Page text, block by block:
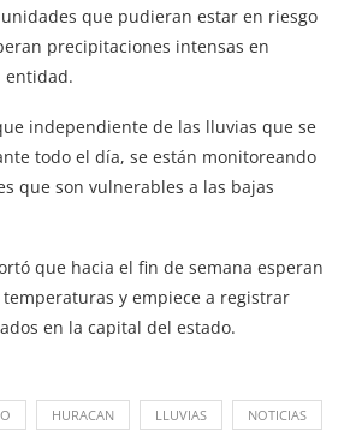
que pudieran estar en riesgo
precipitaciones intensas en
entidad.
independiente de las lluvias que se
todo el día, se están monitoreando
que son vulnerables a las bajas
que hacia el fin de semana esperan
y empiece a registrar
en la capital del estado.
HURACAN LLUVIAS NOTICIAS